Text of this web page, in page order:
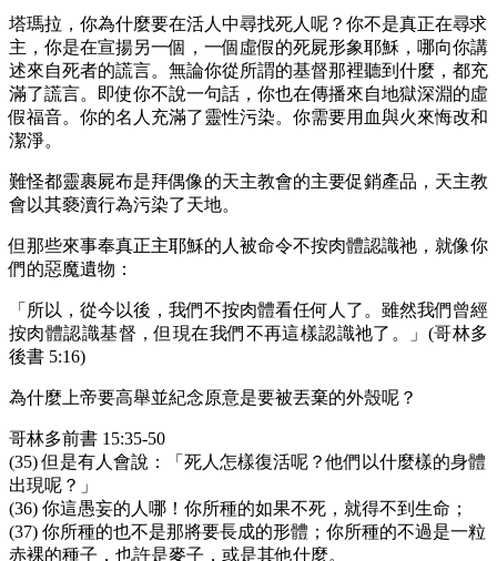
塔瑪拉，你為什麼要在活人中尋找死人呢？你不是真正在尋求
主，你是在宣揚另一個，一個虛假的死屍形象耶穌，哪向你講
述來自死者的謊言。無論你從所謂的基督那裡聽到什麼，都充
滿了謊言。即使你不說一句話，你也在傳播來自地獄深淵的虛
假福音。你的名人充滿了靈性污染。你需要用血與火來悔改和
潔淨。
難怪都靈裹屍布是拜偶像的天主教會的主要促銷產品，天主教
會以其褻瀆行為污染了天地。
但那些來事奉真正主耶穌的人被命令不按肉體認識祂，就像你
們的惡魔遺物：
「所以，從今以後，我們不按肉體看任何人了。雖然我們曾經
按肉體認識基督，但現在我們不再這樣認識祂了。」(哥林多
後書 5:16)
為什麼上帝要高舉並紀念原意是要被丟棄的外殼呢？
哥林多前書 15:35-50
(35) 但是有人會說：「死人怎樣復活呢？他們以什麼樣的身體
出現呢？」
(36) 你這愚妄的人哪！你所種的如果不死，就得不到生命；
(37) 你所種的也不是那將要長成的形體；你所種的不過是一粒
赤裸的種子，也許是麥子，或是其他什麼。